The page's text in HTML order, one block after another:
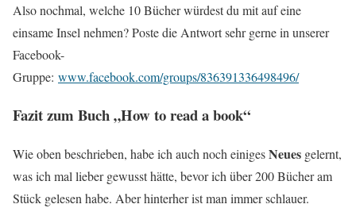
Also nochmal, welche 10 Bücher würdest du mit auf eine
einsame Insel nehmen? Poste die Antwort sehr gerne in unserer
Facebook-
Gruppe: www.facebook.com/groups/836391336498496/
Fazit zum Buch „How to read a book“
Wie oben beschrieben, habe ich auch noch einigesNeues gelernt,
was ich mal lieber gewusst hätte, bevor ich über 200 Bücher am
Stück gelesen habe. Aber hinterher ist man immer schlauer.